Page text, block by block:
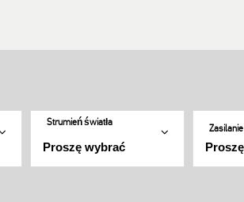
Strumień światła
Zasilanie